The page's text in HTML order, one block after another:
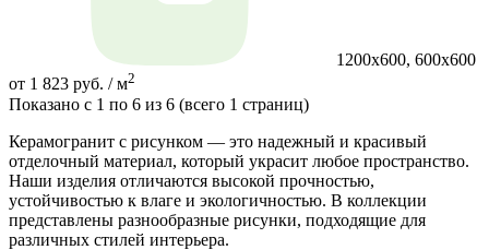
1200х600, 600х600
от 1 823 руб. / м2
Показано с 1 по 6 из 6 (всего 1 страниц)
Керамогранит с рисунком — это надежный и красивый
отделочный материал, который украсит любое пространство.
Наши изделия отличаются высокой прочностью,
устойчивостью к влаге и экологичностью. В коллекции
представлены разнообразные рисунки, подходящие для
различных стилей интерьера.